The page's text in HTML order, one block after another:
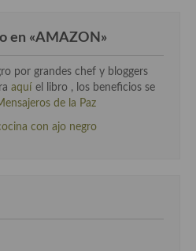
en «AMAZON»
por grandes chef y bloggers
aquí el libro , los beneficios se
de la Paz